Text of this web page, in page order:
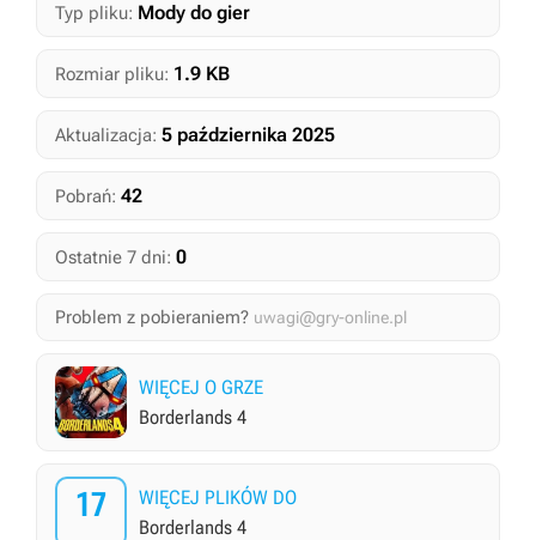
Typ pliku: Mody do gier
Rozmiar pliku: 1.9 KB
Aktualizacja: 5 października 2025
Pobrań: 42
Ostatnie 7 dni: 0
Problem z pobieraniem? uwagi@gry-online.pl
WIĘCEJ O GRZE
Borderlands 4
17
WIĘCEJ PLIKÓW DO
Borderlands 4